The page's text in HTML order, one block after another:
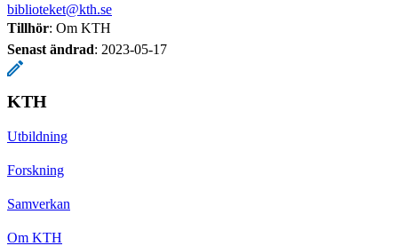
biblioteket@kth.se
Tillhör: Om KTH
Senast ändrad: 2023-05-17
KTH
Utbildning
Forskning
Samverkan
Om KTH